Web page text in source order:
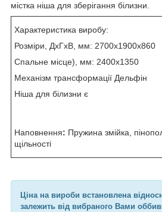
містка ніша для зберігання білизни.
Характеристика виробу:
Розміри, ДхГхВ, мм: 2700х1900х860
Спальне місце), мм: 2400х1350
Механізм трансформації Дельфін
Ніша для білизни є
Наповнення: Пружина змійка,
щільності
Ціна на вироби встановлена
залежить від вибраного Вами